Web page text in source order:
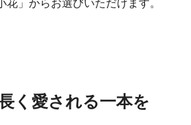
花」からお選びいただけます。
く愛される一本を